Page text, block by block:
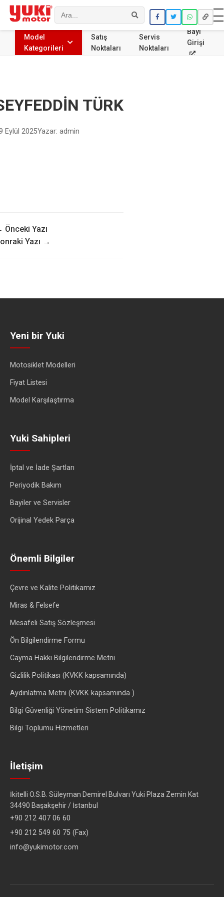
Ara
Model
Kategorileri
Satış
Noktaları
Servis
Noktaları
Bayi
Girişi
TÜRK
Eylül 2025Yazar: admin
Önceki Yazı
Yazı →
Yeni bir Yuki
Motosiklet Modelleri
Fiyat Listesi
Model Karşılaştırma
Yuki Sahipleri
İptal ve İade Şartları
Periyodik Bakım
Bayiler ve Servisler
Orijinal Yedek Parça
Önemli Bilgiler
Çevre ve Kalite Politikamız
Miras & Felsefe
Mesafeli Satış Sözleşmesi
Ön Bilgilendirme Formu
Cayma Hakkı Bilgilendirme Metni
Gizlilik Politikası (KVKK kapsamında)
Aydınlatma Metni (KVKK kapsamında )
Bilgi Güvenliği Yönetim Sistem Politikamız
Bilgi Toplumu Hizmetleri
İletişim
İkitelli O.S.B. Süleyman Demirel Bulvarı Yuki Plaza Zemin Kat
34490 Başakşehir / İstanbul
+90 212 407 06 60
+90 212 549 60 75 (Fax)
info@yukimotor.com